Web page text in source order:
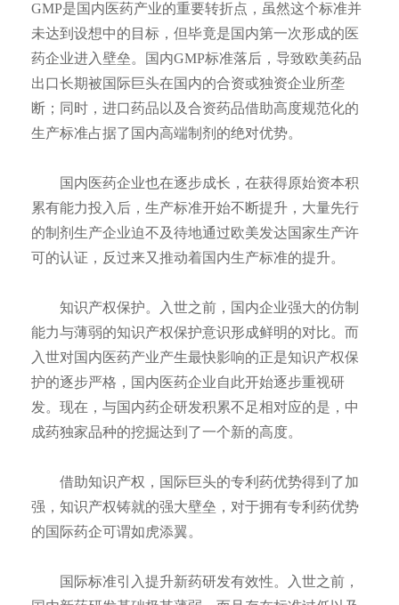
GMP是国内医药产业的重要转折点，虽然这个标准并
未达到设想中的目标，但毕竟是国内第一次形成的医
药企业进入壁垒。国内GMP标准落后，导致欧美药品
出口长期被国际巨头在国内的合资或独资企业所垄
断；同时，进口药品以及合资药品借助高度规范化的
生产标准占据了国内高端制剂的绝对优势。
国内医药企业也在逐步成长，在获得原始资本积
累有能力投入后，生产标准开始不断提升，大量先行
的制剂生产企业迫不及待地通过欧美发达国家生产许
可的认证，反过来又推动着国内生产标准的提升。
知识产权保护。入世之前，国内企业强大的仿制
能力与薄弱的知识产权保护意识形成鲜明的对比。而
入世对国内医药产业产生最快影响的正是知识产权保
护的逐步严格，国内医药企业自此开始逐步重视研
发。现在，与国内药企研发积累不足相对应的是，中
成药独家品种的挖掘达到了一个新的高度。
借助知识产权，国际巨头的专利药优势得到了加
强，知识产权铸就的强大壁垒，对于拥有专利药优势
的国际药企可谓如虎添翼。
国际标准引入提升新药研发有效性。入世之前，